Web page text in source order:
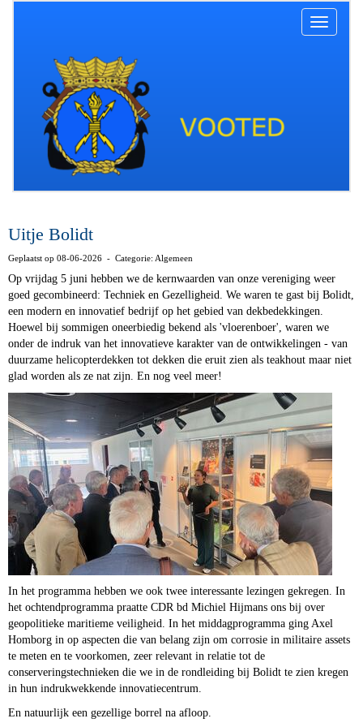
Toggle
Uitje Bolidt
Geplaatst op 08-06-2026 - Categorie: Algemeen
Op vrijdag 5 juni hebben we de kernwaarden van onze vereniging weer
goed gecombineerd: Techniek en Gezelligheid. We waren te gast bij Bolidt,
een modern en innovatief bedrijf op het gebied van dekbedekkingen.
Hoewel bij sommigen oneerbiedig bekend als 'vloerenboer', waren we
onder de indruk van het innovatieve karakter van de ontwikkelingen - van
duurzame helicopterdekken tot dekken die eruit zien als teakhout maar niet
glad worden als ze nat zijn. En nog veel meer!
In het programma hebben we ook twee interessante lezingen gekregen. In
het ochtendprogramma praatte CDR bd Michiel Hijmans ons bij over
geopolitieke maritieme veiligheid. In het middagprogramma ging Axel
Homborg in op aspecten die van belang zijn om corrosie in militaire assets
te meten en te voorkomen, zeer relevant in relatie tot de
conserveringstechnieken die we in de rondleiding bij Bolidt te zien kregen
in hun indrukwekkende innovatiecentrum.
En natuurlijk een gezellige borrel na afloop.